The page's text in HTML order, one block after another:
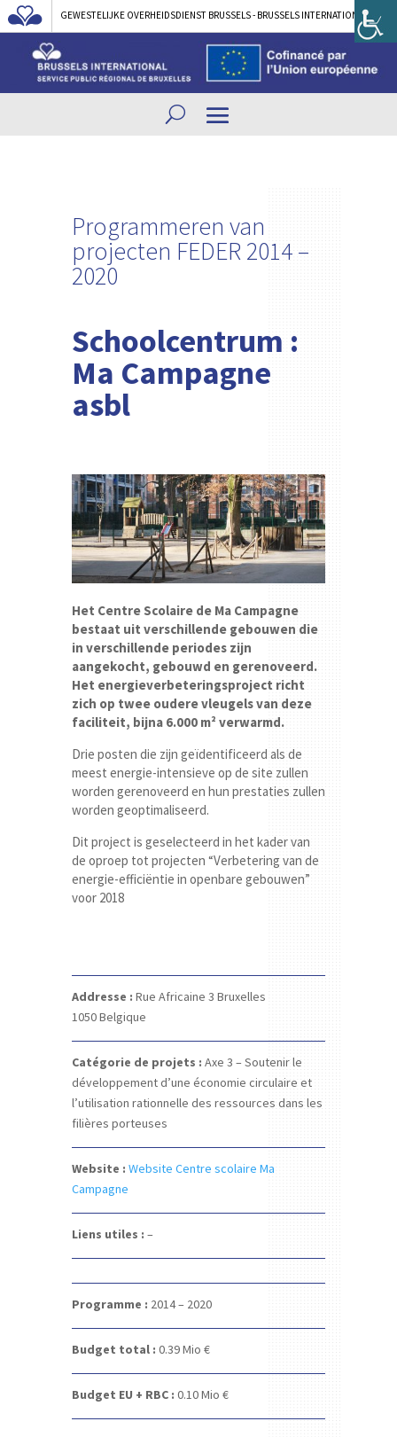
GEWESTELIJKE OVERHEIDSDIENST BRUSSELS - BRUSSELS INTERNATIONAL
Programmeren van
projecten FEDER 2014 –
2020
Schoolcentrum :
Ma Campagne
asbl
Het Centre Scolaire de Ma Campagne
bestaat uit verschillende gebouwen die
in verschillende periodes zijn
aangekocht, gebouwd en gerenoveerd.
Het energieverbeteringsproject richt
zich op twee oudere vleugels van deze
faciliteit, bijna 6.000 m² verwarmd.
Drie posten die zijn geïdentificeerd als de
meest energie-intensieve op de site zullen
worden gerenoveerd en hun prestaties zullen
worden geoptimaliseerd.
Dit project is geselecteerd in het kader van
de oproep tot projecten “Verbetering van de
energie-efficiëntie in openbare gebouwen”
voor 2018
Addresse : Rue Africaine 3 Bruxelles
1050Belgique
Catégorie de projets : Axe 3 – Soutenir le
développement d’une économie circulaire et
l’utilisation rationnelle des ressources dans les
filières porteuses
Website : Website Centre scolaire Ma
Campagne
Liens utiles : –
Programme : 2014 – 2020
Budget total : 0.39 Mio €
Budget EU + RBC : 0.10 Mio €